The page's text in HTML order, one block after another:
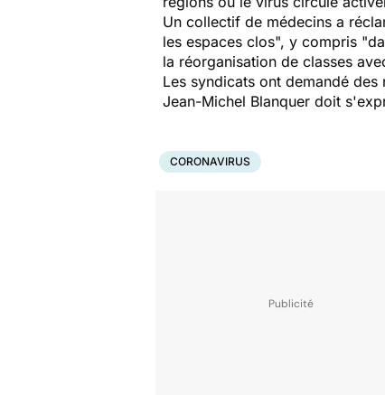
Un collectif de médecins a
les espaces clos", y compris
la réorganisation de classes
Les syndicats ont demandé
Jean-Michel Blanquer doit
CORONAVIRUS